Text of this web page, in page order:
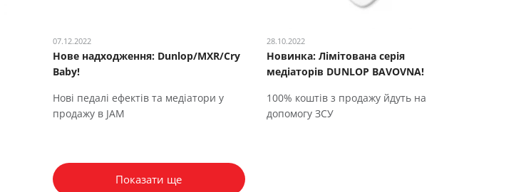
07.12.2022
Нове надходження: Dunlop/MXR/Cry
Baby!
Нові педалі ефектів та медіатори у
продажу в JAM
28.10.2022
Новинка: Лімітована серія
медіаторів DUNLOP BAVOVNA!
100% коштів з продажу йдуть на
допомогу ЗСУ
Показати ще